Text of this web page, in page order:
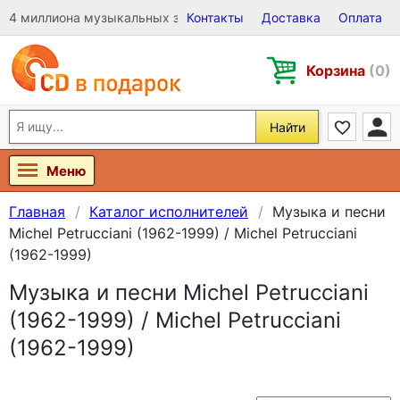
4 миллиона музыкальных записей на Виниле, CD и DVD
Контакты Доставка Оплата
Корзина (0)
Найти
Меню
Главная Каталог исполнителей
Музыка и песни
Michel Petrucciani (1962-1999) / Michel Petrucciani
(1962-1999)
Музыка и песни Michel Petrucciani
(1962-1999) / Michel Petrucciani
(1962-1999)